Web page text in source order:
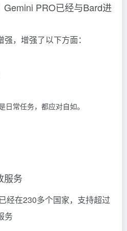
PRO已经与Bard进
，增强了以下方面：
日常任务，都应对自如。
服务
经在230多个国家，支持超过
务